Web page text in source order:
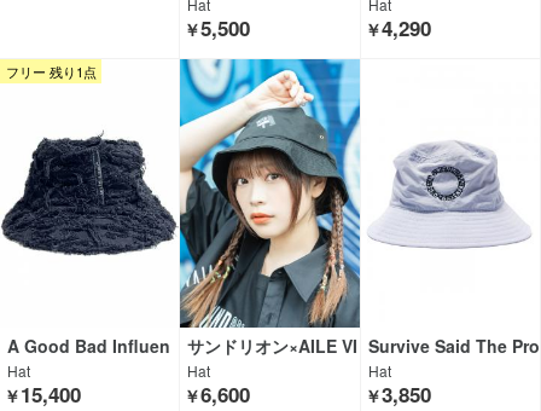
￥5,500 ￥4,290
フリー 残り1点
A Good Bad Influen
ce
Hat
￥15,400
サンドリオン×AILE VI
VANTES×GEKIROCK
CLOTHING
Hat
￥6,600
Survive Said The Pro
phet
Hat
￥3,850